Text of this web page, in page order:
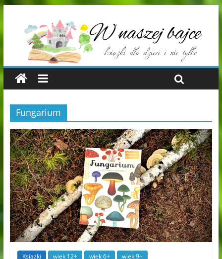
Fungarium
Książki wiek 12+ wiek 6+ wiek 9+